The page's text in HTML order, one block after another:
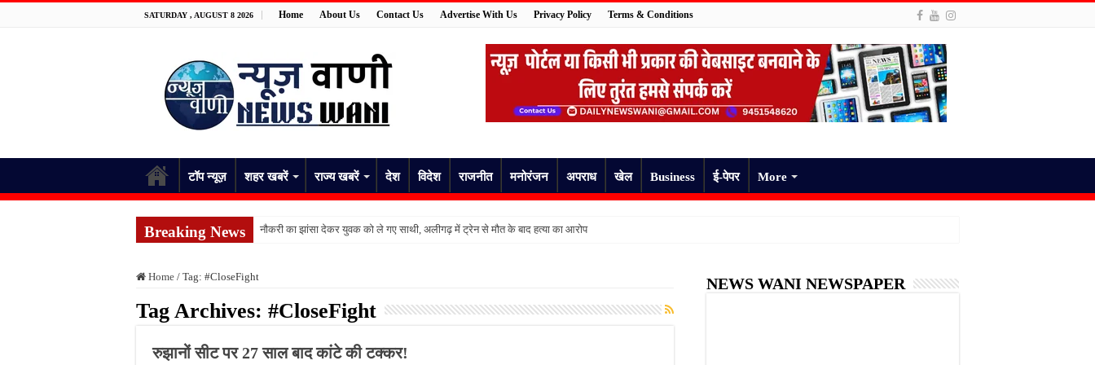
SATURDAY , AUGUST 8 2026 Home About Us Contact Us Advertise With Us Privacy Policy Terms & Conditions
टॉप न्यूज़ शहर खबरें राज्य खबरें देश विदेश राजनीत मनोरंजन अपराध खेल Business ई-पेपर More
Breaking News नौकरी का झांसा देकर युवक को ले गए साथी, अलीगढ़ में ट्रेन से मौत के बाद हत्या का आरोप
वाराणसी में देर रात खूनी हमला, साड़ी कारीगर की मौत; दो लोग गंभीर रूप से घायल
मेरठ में शिवभक्तों पर बरसे फूल, सीएम योगी ने कांवड़ियों का किया भव्य स्वागत
Home / Tag: #CloseFight
Tag Archives: #CloseFight
रुझानों सीट पर 27 साल बाद कांटे की टक्कर!
NEWS WANI NEWSPAPER